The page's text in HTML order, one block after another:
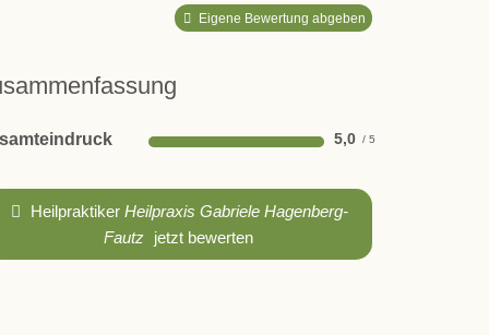
Eigene Bewertung abgeben
5,0
Heilpraktiker Heilpraxis Gabriele Hagenberg-
Fautz
jetzt bewerten